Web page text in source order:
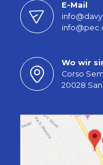
E-Mail
Wo wir
Corso
20028